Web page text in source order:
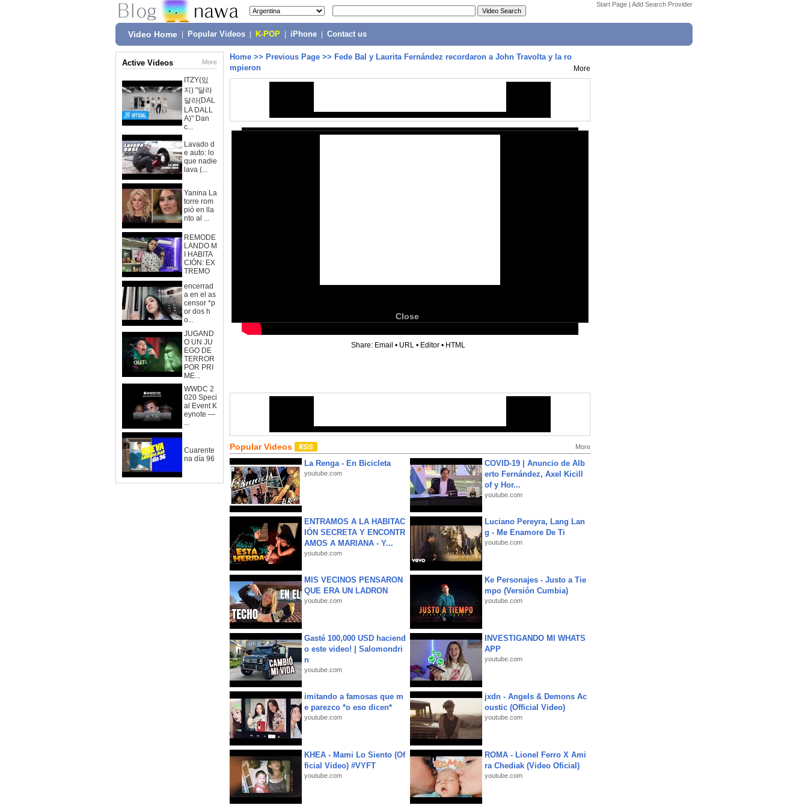
Start Page | Add Search Provider
Video Home Popular Videos K-POP iPhone Contact us
Active Videos More
ITZY(있
지) "달라
달라(DAL
LA DALL
A)" Dan
c...
Lavado d
e auto: lo
que nadie
lava (...
Yanina La
torre rom
pió en lla
nto al ...
REMODE
LANDO M
I HABITA
CIÓN: EX
TREMO
encerrad
a en el as
censor *p
or dos h
o...
JUGAND
O UN JU
EGO DE
TERROR
POR PRI
ME...
WWDC 2
020 Speci
al Event K
eynote —
...
Cuarente
na día 96
Home >> Previous Page >> Fede Bal y Laurita Fernández recordaron a John Travolta y la ro
mpieron
More
Close
Share: Email • URL • Editor • HTML
Popular Videos More
La Renga - En Bicicleta
youtube.com
COVID-19 | Anuncio de Alb
erto Fernández, Axel Kicill
of y Hor...
youtube.com
ENTRAMOS A LA HABITAC
IÓN SECRETA Y ENCONTR
AMOS A MARIANA - Y...
youtube.com
Luciano Pereyra, Lang Lan
g - Me Enamore De Ti
youtube.com
MIS VECINOS PENSARON
QUE ERA UN LADRON
youtube.com
Ke Personajes - Justo a Tie
mpo (Versión Cumbia)
youtube.com
Gasté 100,000 USD haciend
o este video! | Salomondri
n
youtube.com
INVESTIGANDO MI WHATS
APP
youtube.com
imitando a famosas que m
e parezco *o eso dicen*
youtube.com
jxdn - Angels & Demons Ac
oustic (Official Video)
youtube.com
KHEA - Mami Lo Siento (Of
ficial Video) #VYFT
youtube.com
ROMA - Lionel Ferro X Ami
ra Chediak (Video Oficial)
youtube.com